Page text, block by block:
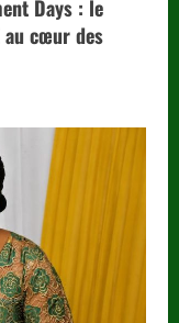
Days : le
au cœur des